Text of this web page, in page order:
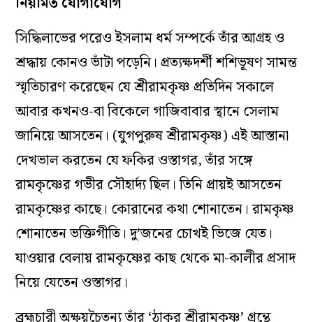
সিদ্ধিলাভের পরেও ইসলাম ধর্ম সম্পর্কে তাঁর আগ্রহ ও
শ্রদ্ধায় কোনও ভাঁটা পড়েনি। প্রত্যক্ষদর্শী শশিভূষণ সামন্ত
স্মৃতিচারণ করেছেন যে শ্রীরামকৃষ্ণ প্রতিদিন সকালে
আবার কখনও-বা বিকেলে গাজিবাবার স্থানে সেলাম
জানিয়ে আসতেন। (যুগপুরুষ শ্রীরামকৃষ্ণ) এই আস্তানা
দেখভাল করতেন যে ফকির ওস্তাগর, তাঁর সঙ্গে
রামকৃষ্ণের গভীর সৌহার্দ্য ছিল। তিনি প্রায়ই আসতেন
রামকৃষ্ণের কাছে। কোরানের কথা শোনাতেন। রামকৃষ্ণ
শোনাতেন ভক্তিগীতি। দু’জনের চোখই ভিজে যেত।
যাওয়ার বেলায় রামকৃষ্ণের কাছ থেকে মা-কালীর প্রসাদ
নিয়ে যেতেন ওস্তাগর।
ব্রহ্মচারী অক্ষয়চৈতন্য তাঁর ‘ঠাকুর শ্রীরামকৃষ্ণ’ গ্রন্থে